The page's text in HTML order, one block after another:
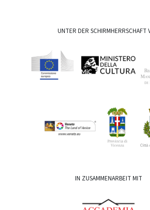
UNTER DER SCHIRMHERRSCHAFT
IN ZUSAMMENARBEIT MIT